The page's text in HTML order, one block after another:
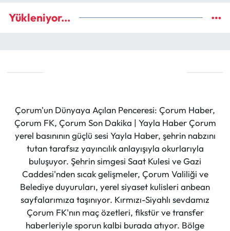
Yükleniyor...
Çorum'un Dünyaya Açılan Penceresi: Çorum Haber,
Çorum FK, Çorum Son Dakika | Yayla Haber Çorum
yerel basınının güçlü sesi Yayla Haber, şehrin nabzını
tutan tarafsız yayıncılık anlayışıyla okurlarıyla
buluşuyor. Şehrin simgesi Saat Kulesi ve Gazi
Caddesi'nden sıcak gelişmeler, Çorum Valiliği ve
Belediye duyuruları, yerel siyaset kulisleri anbean
sayfalarımıza taşınıyor. Kırmızı-Siyahlı sevdamız
Çorum FK'nın maç özetleri, fikstür ve transfer
haberleriyle sporun kalbi burada atıyor. Bölge